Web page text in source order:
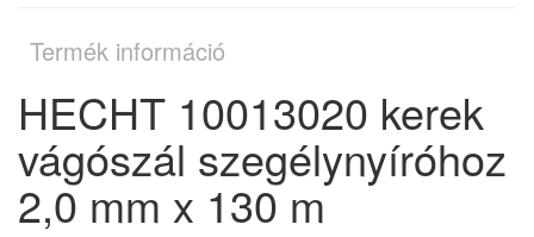
Termék információ
HECHT 10013020 kerek
vágószál szegélynyíróhoz
2,0 mm x 130 m